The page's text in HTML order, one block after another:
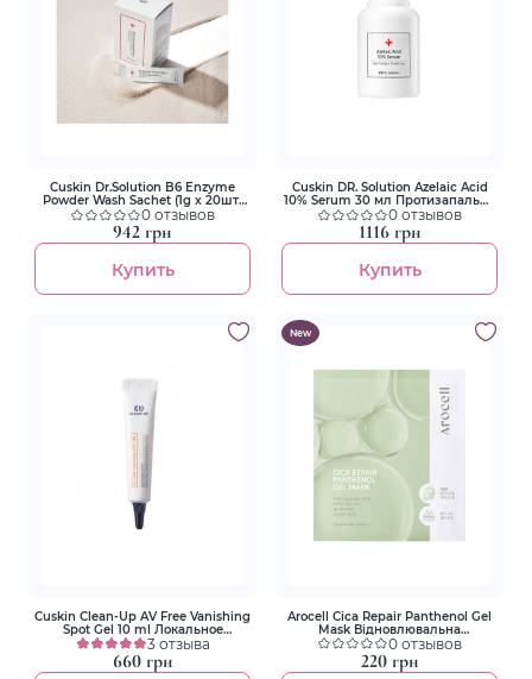
Cuskin Dr.Solution B6 Enzyme
Powder Wash Sachet (1g x 20шт)
Энзимная пудра с
пиридоксином и каламином в
форме стика-саше
0 отзывов
942 грн
Купить
Cuskin DR. Solution Azelaic Acid
10% Serum 30 мл Протизапальна
освітлююча сироватка з
азелаїновою кислотою 10%
0 отзывов
1116 грн
Купить
Cuskin Clean-Up AV Free Vanishing
Spot Gel 10 ml Локальное
средство против воспалений с
салициловой кислотой и цинком
3 отзыва
660 грн
New
Arocell Cica Repair Panthenol Gel
Mask Відновлювальна
гідрогелева маска з екзосомами
центели та пантенолом
0 отзывов
220 грн